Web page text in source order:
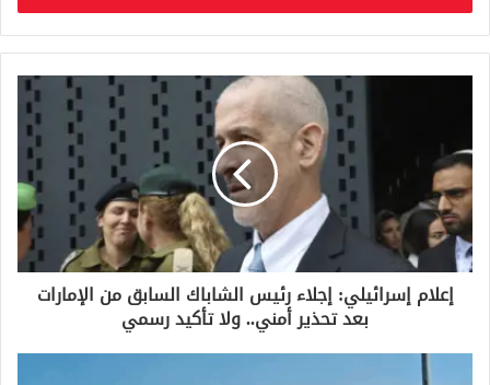
ب
ر
ي
د
ل
إ
ل
ك
ت
ر
إعلام إسرائيلي: إجلاء رئيس الشاباك السابق من الإمارات
بعد تحذير أمني.. ولا تأكيد رسمي